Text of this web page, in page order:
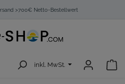
>700€ Netto-Bestellwert
inkl. MwSt.